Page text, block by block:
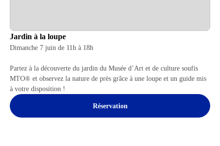
Jardin à la loupe
Dimanche 7 juin de 11h à 18h
Partez à la découverte du jardin du Musée d’Art et de culture soufis
MTO® et observez la nature de près grâce à une loupe et un guide mis
à votre disposition !
Réservation